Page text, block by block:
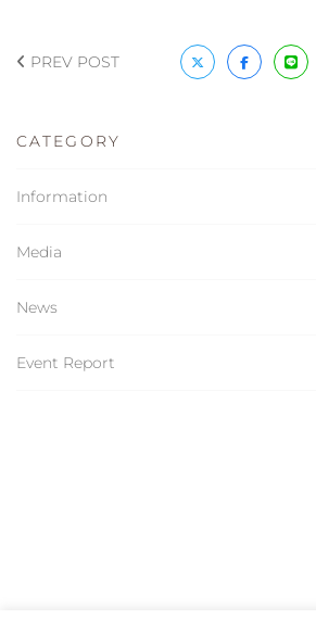
PREV POST
CATEGORY
Information
Media
News
Event Report